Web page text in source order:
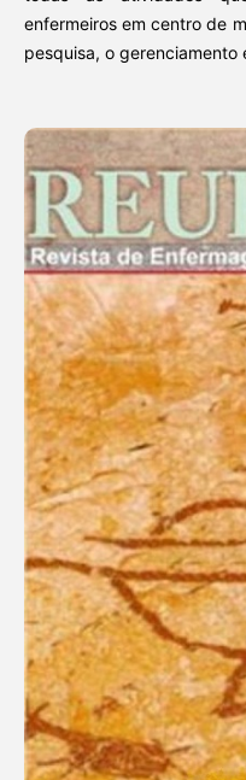
enfermeiros em centro de
pesquisa, o gerenciamento